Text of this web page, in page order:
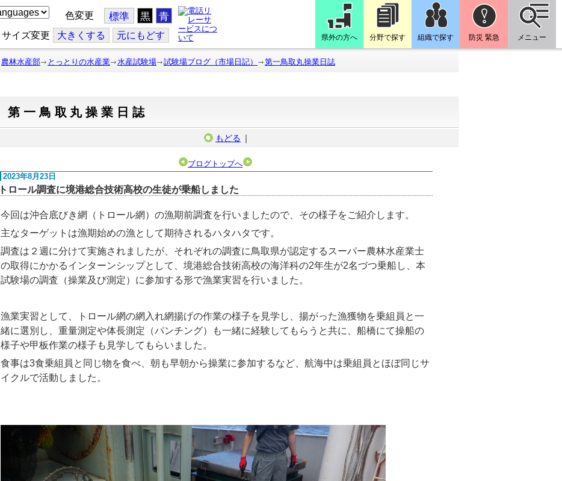
色変更 標準 黒 青
サイズ変更 大きくする 元にもどす 県外の方へ 分野で探す 組織で探す 防災 緊急 メニュー
農林水産部 とっとりの水産業 水産試験場 試験場ブログ（市場日記） 第一鳥取丸操業日誌
第一鳥取丸操業日誌
もどる ｜
ブログトップへ
2023年8月23日
トロール調査に境港総合技術高校の生徒が乗船しました
今回は沖合底びき網（トロール網）の漁期前調査を行いましたので、その様子をご紹介します。
主なターゲットは漁期始めの漁として期待されるハタハタです。
調査は２週に分けて実施されましたが、それぞれの調査に鳥取県が認定するスーパー農林水産業士
の取得にかかるインターンシップとして、境港総合技術高校の海洋科の2年生が2名づつ乗船し、本
試験場の調査（操業及び測定）に参加する形で漁業実習を行いました。
漁業実習として、トロール網の網入れ網揚げの作業の様子を見学し、揚がった漁獲物を乗組員と一
緒に選別し、重量測定や体長測定（パンチング）も一緒に経験してもらうと共に、船橋にて操船の
様子や甲板作業の様子も見学してもらいました。
食事は3食乗組員と同じ物を食べ、朝も早朝から操業に参加するなど、航海中は乗組員とほぼ同じサ
イクルで活動しました。